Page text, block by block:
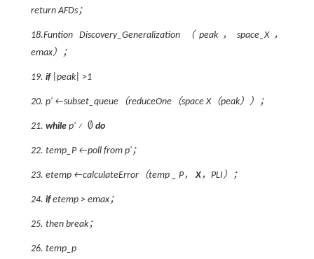
return AFDs；
18.Funtion Discovery_Generalization（peak，space_X，
emax）；
19. if|peak| >1
20. p'←subset_queue（reduceOne（space X（peak））；
21. while p'≠ ∅
∅do
22. temp_P ←poll from p'；
23. etemp ←calculateError（temp _ P，X，PLI）；
24. ifetemp > emax；
25. then break；
26. temp_p